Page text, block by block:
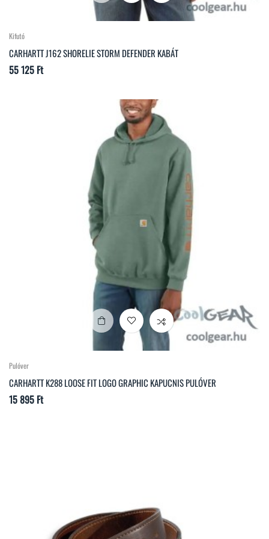
Kifutó
CARHARTT J162 SHORELIE STORM DEFENDER KABÁT
Ár
55 125 Ft
Pulóver
CARHARTT K288 LOOSE FIT LOGO GRAPHIC KAPUCNIS PULÓVER
Ár
15 895 Ft